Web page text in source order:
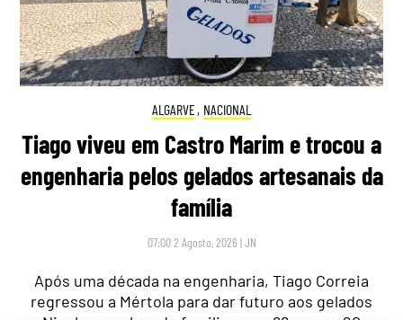
ALGARVE, NACIONAL
Tiago viveu em Castro Marim e trocou a
engenharia pelos gelados artesanais da
família
07:00 2 Agosto, 2026 |JN
Após uma década na engenharia, Tiago Correia
regressou a Mértola para dar futuro aos gelados